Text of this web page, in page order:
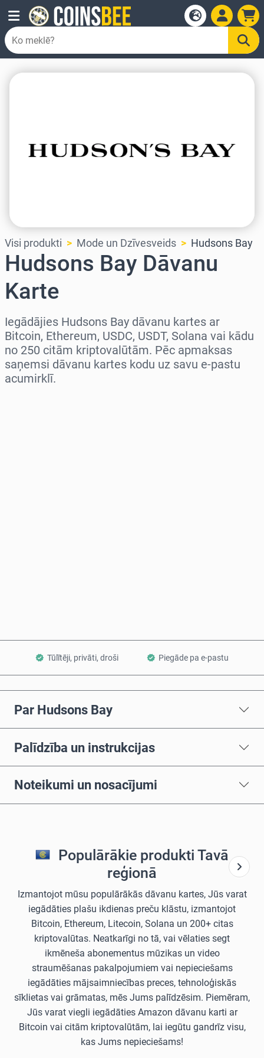
Visi produkti Mode un Dzīvesveids Hudsons Bay
Hudsons Bay Dāvanu
Karte
Iegādājies Hudsons Bay dāvanu kartes ar
Bitcoin, Ethereum, USDC, USDT, Solana vai kādu
no 250 citām kriptovalūtām. Pēc apmaksas
saņemsi dāvanu kartes kodu uz savu e-pastu
acumirklī.
Tūlītēji, privāti, droši Piegāde pa e-pastu
Par Hudsons Bay
Palīdzība un instrukcijas
Noteikumi un nosacījumi
Populārākie produkti Tavā
reģionā
Izmantojot mūsu populārākās dāvanu kartes, Jūs varat
iegādāties plašu ikdienas preču klāstu, izmantojot
Bitcoin, Ethereum, Litecoin, Solana un 200+ citas
kriptovalūtas. Neatkarīgi no tā, vai vēlaties segt
ikmēneša abonementus mūzikas un video
straumēšanas pakalpojumiem vai nepieciešams
iegādāties mājsaimniecības preces, tehnoloģiskās
sīklietas vai grāmatas, mēs Jums palīdzēsim. Piemēram,
Jūs varat viegli iegādāties Amazon dāvanu karti ar
Bitcoin vai citām kriptovalūtām, lai iegūtu gandrīz visu,
kas Jums nepieciešams!